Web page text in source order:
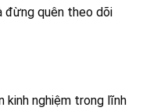
đừng quên theo dõi
kinh nghiệm trong lĩnh